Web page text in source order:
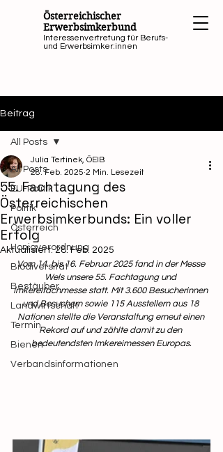
Österreichischer
Erwerbsimkerbund
Interessenvertretung für Berufs-
und Erwerbsimker:innen
Beitrag
All Posts
EU-Politik
Politik
Österreich
Honigverordnung
Biodiversität
Bestäuber
Landwirtschaft
Termin
Bienen
Verbandsinformationen
All Posts
55. Fachtagung des
Österreichischen
Erwerbsimkerbunds: Ein voller
Erfolg
Julia Tertinek, ÖEIB
28. Feb. 2025 2 Min. Lesezeit
Aktualisiert:28. Feb. 2025
Vom 14. bis 16. Februar 2025 fand in der Messe
Wels unsere 55. Fachtagung und
Imkereifachmesse statt. Mit 3.600 Besucherinnen
und Besuchern sowie 115 Ausstellern aus 18
Nationen stellte die Veranstaltung erneut einen
Rekord auf und zählte damit zu den
bedeutendsten Imkereimessen Europas.